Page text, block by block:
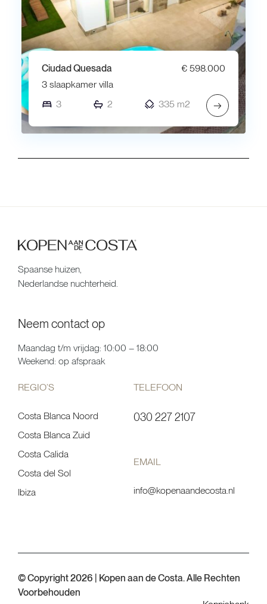
Ciudad Quesada
€ 598.000
3 slaapkamer villa
3
2 335 m2 →
Spaanse huizen,
Nederlandse nuchterheid.
Neem contact op
Maandag t/m vrijdag: 10:00 – 18:00
Weekend: op afspraak
REGIO’S
Costa Blanca Noord
Costa Blanca Zuid
Costa Calida
Costa del Sol
Ibiza
TELEFOON
030 227 2107
EMAIL
info@kopenaandecosta.nl
© Copyright 2026 | Kopen aan de Costa. Alle Rechten
Voorbehouden